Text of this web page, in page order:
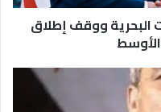
البحرية ووقف إطلاق